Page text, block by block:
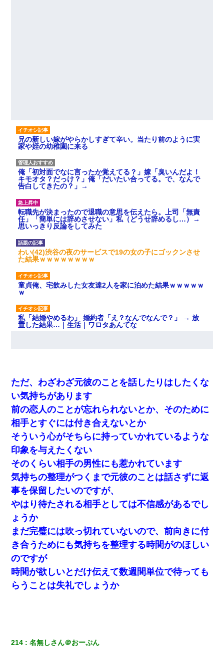
兄の新しい嫁がやらかしすぎて辛い。当たり前のように実
家や姪の幼稚園に来る
俺「初対面でなに言ったか覚えてる？」嫁「臭いんだよ！
キモオタ？だっけ？」俺「だいたい合ってる。で、なんで
告白してきたの？」→
転職先が決まったので退職の意思を伝えたら。上司「無責
任」「簡単には辞めさせない」私（どうせ辞めるし…）→
思いっきり反論をしてみた
わい(42)渋谷の夜のサービスで19の女の子にゴックンさせ
た結果ｗｗｗｗｗｗｗｗ
童貞俺、宅飲みした女友達2人を家に泊めた結果ｗｗｗｗｗ
ｗ
私「結婚やめるわ」 婚約者「え？なんでなんで？」 → 放
置した結果…｜生活｜ワロタあんてな
【画像】女の子「お母さん！！私ようやくファッションモ
デルに選ばれたの！絶対見に来てね！」→悲しい結果がこ
れ・・・
私『貯金貯まったし、やっと家建てられるね！』夫「実家
を二世帯住宅にした。それに貯金使った」→私『離婚しよ
う』夫「えっ」私『使った貯金はあげるから』→すると…
9月に付き合い始めたけどこの、この人と結婚はないわと判
断して別れた。その元彼が交通事故で重体になっているら
しく…
元夫の連れ子「俺の結婚式の時くらい、母親としての責任
を果たそうとは思わないのか！」→どうも連れ子は…
医者「糖尿病で余命1年です」 ワイ「知らんわｗどうせ死
ぬなら食べる量増やすわｗ」→結果ｗｗｗｗｗ
嫁が弁護士を連れてきて「悪いと思うなら慰謝料を払って
離婚しろ」→ 俺「完全に恐喝になってますね」「お前、こ
れが詐欺だって知ってる？」
ただ、わざわざ元彼のことを話したりはしたくな
い気持ちがあります
前の恋人のことが忘れられないとか、そのために
相手とすぐには付き合えないとか
そういう心がそちらに持っていかれているような
印象を与えたくない
そのくらい相手の男性にも惹かれています
気持ちの整理がつくまで元彼のことは話さずに返
事を保留したいのですが、
やはり待たされる相手としては不信感があるでし
ょうか
まだ完璧には吹っ切れていないので、前向きに付
き合うためにも気持ちを整理する時間がのほしい
のですが
時間が欲しいとだけ伝えて数週間単位で待っても
らうことは失礼でしょうか
214 名無しさん＠おーぷん